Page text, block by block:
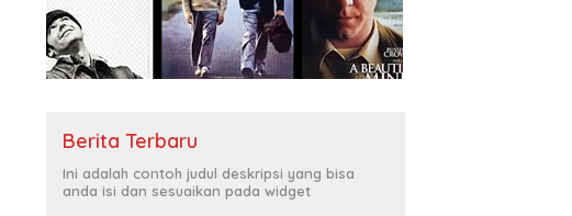
Berita Terbaru
Ini adalah contoh judul deskripsi yang bisa
anda isi dan sesuaikan pada widget